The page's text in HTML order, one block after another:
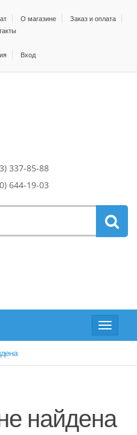
О магазине
Заказ и оплата
Вход
337-85-88
644-19-03
Toggle
найдена